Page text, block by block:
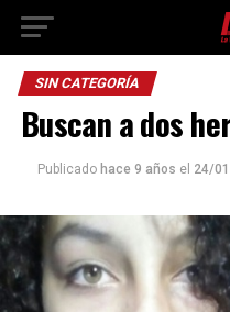
SIN CATEGORÍA
Buscan a dos
Publicado hace 9 años el 24/